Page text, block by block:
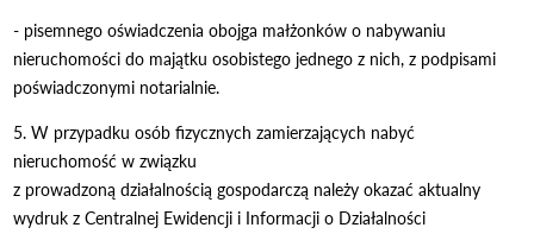
- pisemnego oświadczenia obojga małżonków o nabywaniu
nieruchomości do majątku osobistego jednego z nich, z podpisami
poświadczonymi notarialnie.
5. W przypadku osób fizycznych zamierzających nabyć
nieruchomość w związku
z prowadzoną działalnością gospodarczą należy okazać aktualny
wydruk z Centralnej Ewidencji i Informacji o Działalności